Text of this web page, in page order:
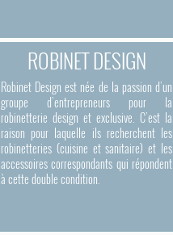
ROBINET DESIGN
Robinet Design est née de la passion d’un
groupe d’entrepreneurs pour la
robinetterie design et exclusive. C’est la
raison pour laquelle ils recherchent les
robinetteries (cuisine et sanitaire) et les
accessoires correspondants qui répondent
à cette double condition.